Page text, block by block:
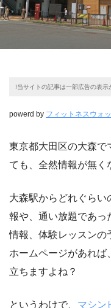
!当サイトの記事は一部広告の表
powerd by フィットネスウォ
東京都大田区の大森で
ても、全然情報が無く
大森駅からどれぐら
報や、通い放題であっ
情報、体験レッスンの
ホームページがあれば
立ちますよね？
というわけで、 マシン